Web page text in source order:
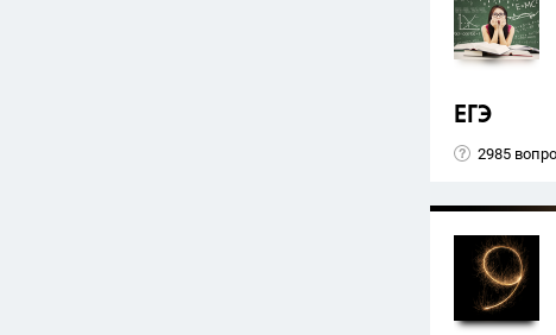
ЕГЭ
2985